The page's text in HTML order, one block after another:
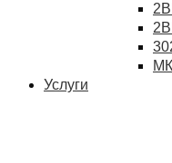
МК
Услуги